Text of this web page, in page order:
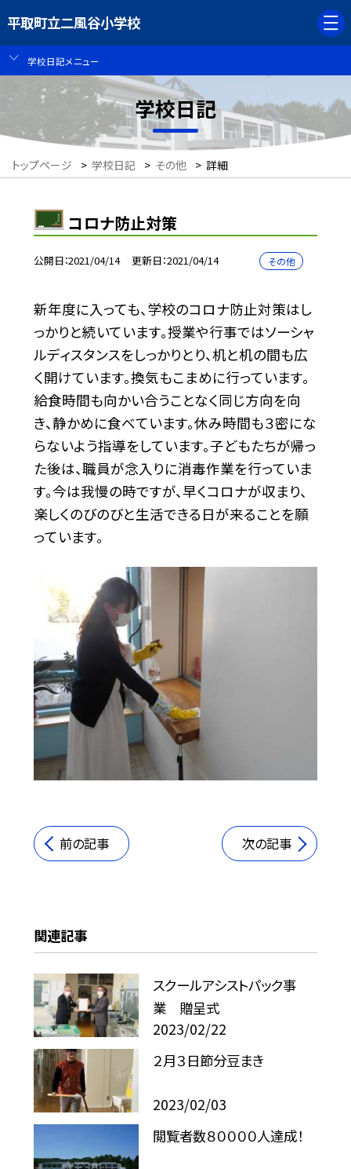
平取町立二風谷小学校
学校日記メニュー
学校日記
トップページ > 学校日記 > その他 > 詳細
コロナ防止対策
公開日 2021/04/14 更新日 2021/04/14 その他
新年度に入っても、学校のコロナ防止対策はし
っかりと続いています。授業や行事ではソーシャ
ルディスタンスをしっかりとり、机と机の間も広
く開けています。換気もこまめに行っています。
給食時間も向かい合うことなく同じ方向を向
き、静かめに食べています。休み時間も３密にな
らないよう指導をしています。子どもたちが帰っ
た後は、職員が念入りに消毒作業を行っていま
す。今は我慢の時ですが、早くコロナが収まり、
楽しくのびのびと生活できる日が来ることを願
っています。
前の記事 次の記事
関連記事
スクールアシストパック事
業 贈呈式
2023/02/22
２月３日節分豆まき
2023/02/03
閲覧者数８００００人達成！